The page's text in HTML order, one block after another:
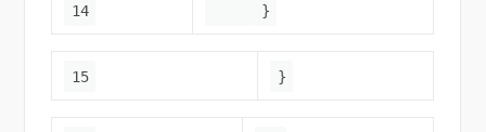
14 }
15 }